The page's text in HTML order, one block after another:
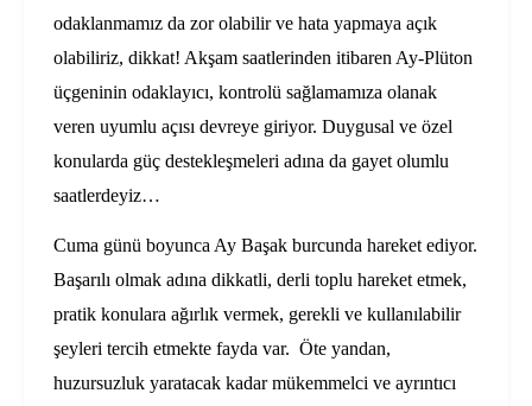
odaklanmamız da zor olabilir ve hata yapmaya açık
olabiliriz, dikkat! Akşam saatlerinden itibaren Ay-Plüton
üçgeninin odaklayıcı, kontrolü sağlamamıza olanak
veren uyumlu açısı devreye giriyor. Duygusal ve özel
konularda güç destekleşmeleri adına da gayet olumlu
saatlerdeyiz…
Cuma günü boyunca Ay Başak burcunda hareket ediyor.
Başarılı olmak adına dikkatli, derli toplu hareket etmek,
pratik konulara ağırlık vermek, gerekli ve kullanılabilir
şeyleri tercih etmekte fayda var. Öte yandan,
huzursuzluk yaratacak kadar mükemmelci ve ayrıntıcı